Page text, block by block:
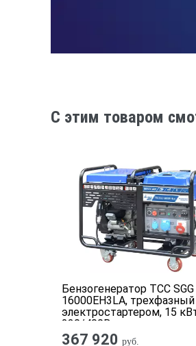
Система
Тактность
Ёмкость
C этим товаром
Бензогенератор ТСС SGG
16000EH3LA, трехфазный
электростартером, 15
230/400В
367 920 руб.